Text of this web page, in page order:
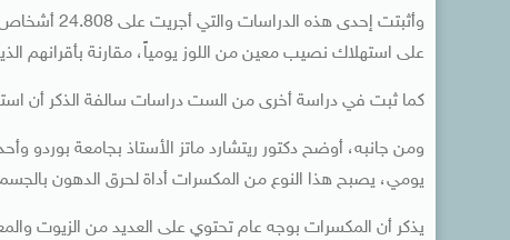
على استهلاك نصيب معين من اللوز يومياً، مقارنة بأقرانهم
كما ثبت في دراسة أخرى من الست دراسات سالفة الذكر أن استهلاك 250 سعرة حرارية من اللوز يومياً يساعد في الحفاظ على
يومي، يصبح هذا النوع من المكسرات أداة لحرق الدهون
يذكر أن المكسرات بوجه عام تحتوي على العديد من الزيوت